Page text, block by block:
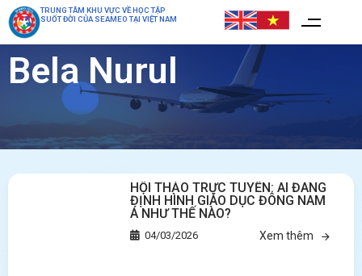
TRUNG TÂM KHU VỰC VỀ HỌC TẬP
SUỐT ĐỜI CỦA SEAMEO TẠI VIỆT NAM
Bela Nurul
HỘI THẢO TRỰC TUYẾN: AI ĐANG
ĐỊNH HÌNH GIÁO DỤC ĐÔNG NAM
Á NHƯ THẾ NÀO?
04/03/2026 Xem thêm